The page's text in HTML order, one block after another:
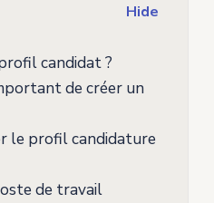
Hide
candidat ?
de créer un
le profil candidature
de travail